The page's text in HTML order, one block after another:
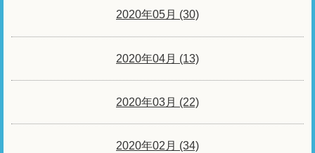
2020年05月 (30)
2020年04月 (13)
2020年03月 (22)
2020年02月 (34)